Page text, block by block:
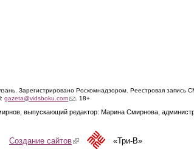
Зарегистрировано Роскомнадзором. Реестровая запись
gazeta@vidsboku.com(link sends e-mail)
. 18+
выпускающий редактор: Марина Смирнова,
Создание сайтов(link is external)«Три-В»